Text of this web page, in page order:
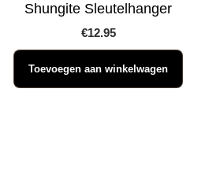
Shungite Sleutelhanger
€12.95
Toevoegen aan winkelwagen